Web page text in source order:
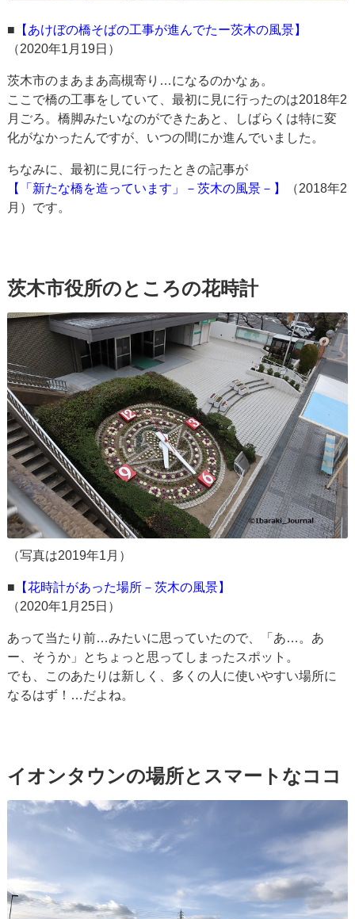
■ 【あけぼの橋そばの工事が進んでたー茨木の風景】
（2020年1月19日）
茨木市のまあまあ高槻寄り…になるのかなぁ。
ここで橋の工事をしていて、最初に見に行ったのは2018年2
月ごろ。橋脚みたいなのができたあと、しばらくは特に変
化がなかったんですが、いつの間にか進んでいました。
ちなみに、最初に見に行ったときの記事が
【「新たな橋を造っています」－茨木の風景－】
（2018年2
月）です。
茨木市役所のところの花時計
（写真は2019年1月）
■ 【花時計があった場所－茨木の風景】
（2020年1月25日）
あって当たり前…みたいに思っていたので、「あ…。あ
ー、そうか」とちょっと思ってしまったスポット。
でも、このあたりは新しく、多くの人に使いやすい場所に
なるはず！…だよね。
イオンタウンの場所とスマートなココ